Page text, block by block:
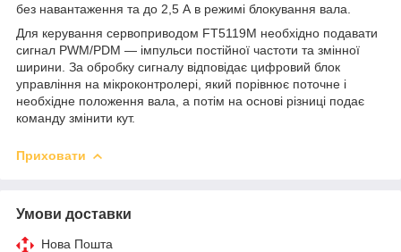
без навантаження та до 2,5 А в режимі блокування вала.
Для керування сервоприводом FT5119M необхідно подавати
сигнал PWM/PDM — імпульси постійної частоти та змінної
ширини. За обробку сигналу відповідає цифровий блок
управління на мікроконтролері, який порівнює поточне і
необхідне положення вала, а потім на основі різниці подає
команду змінити кут.
Приховати
Умови доставки
Нова Пошта